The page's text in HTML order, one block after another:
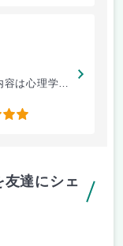
授業に出てれば単位とれる。内容は心理学みたいで面白い。
友達にシェ